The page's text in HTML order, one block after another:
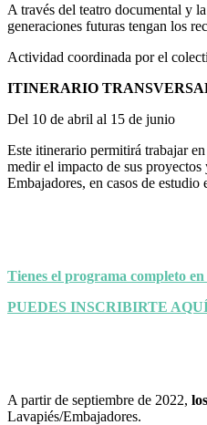
A través del teatro documental y
generaciones futuras tengan los
Actividad coordinada por el
ITINERARIO
Del 10 de abril al 15 de junio
Este itinerario permitirá trabajar
medir el impacto de sus
Embajadores, en casos de
Tienes el programa completo
PUEDES INSCRIBIRTE
A partir de septiembre de 2022,
Lavapiés/Embajadores.